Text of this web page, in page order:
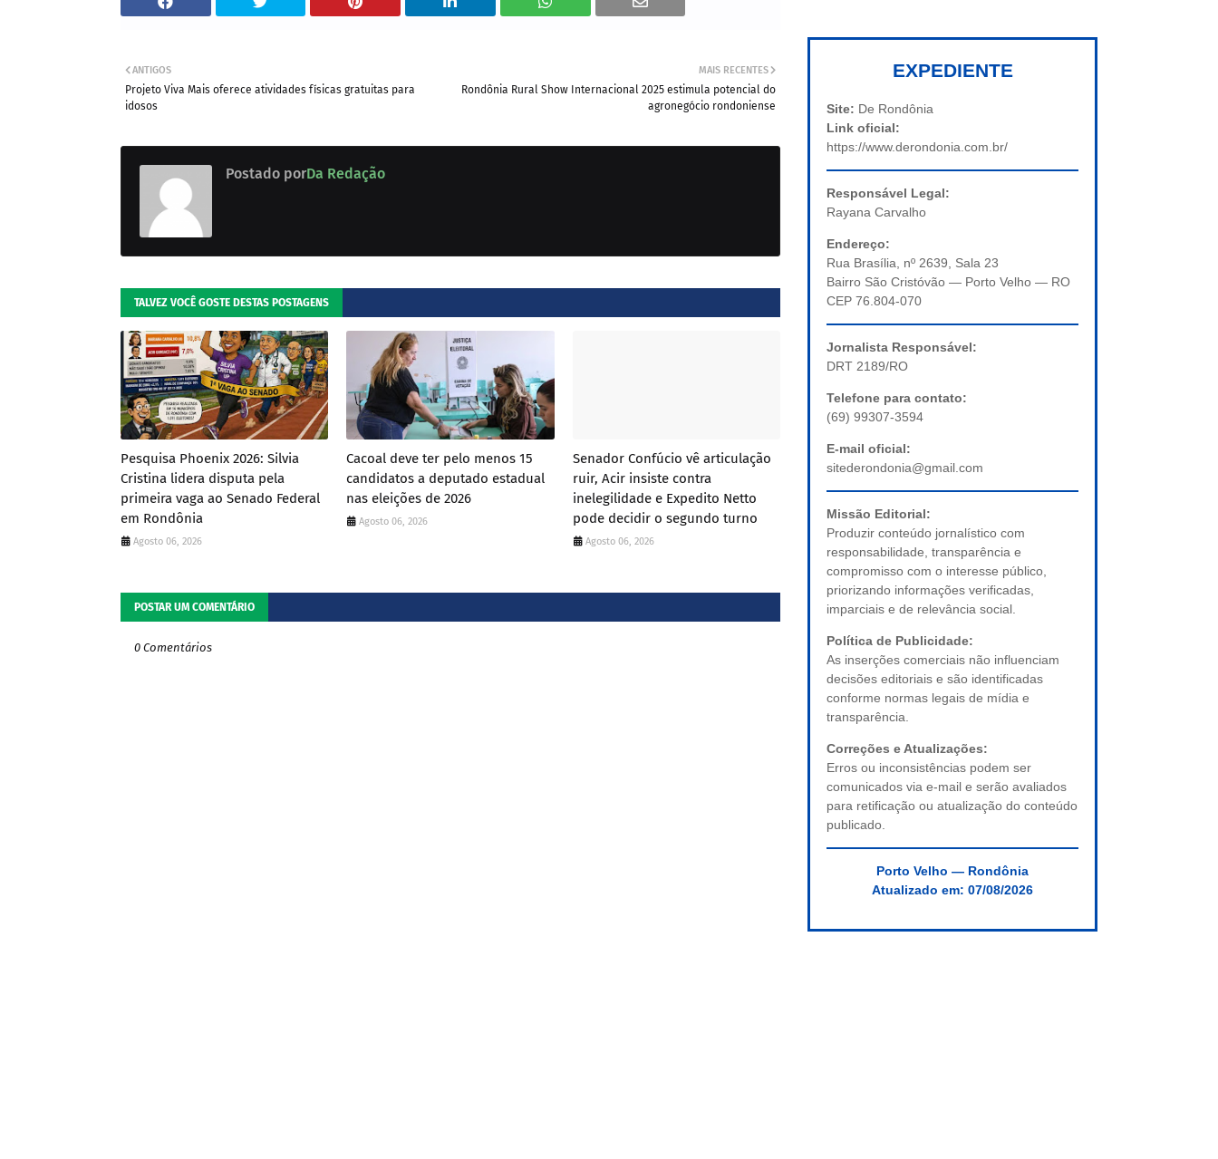
MAIS RECENTES
Rondônia Rural Show Internacional 2025 estimula potencial do
agronegócio rondoniense
ANTIGOS
Projeto Viva Mais oferece atividades físicas gratuitas para
idosos
Postado porDa Redação
TALVEZ VOCÊ GOSTE DESTAS POSTAGENS
Pesquisa Phoenix 2026: Silvia
Cristina lidera disputa pela
primeira vaga ao Senado Federal
em Rondônia
Agosto 06, 2026
Cacoal deve ter pelo menos 15
candidatos a deputado estadual
nas eleições de 2026
Agosto 06, 2026
Senador Confúcio vê articulação
ruir, Acir insiste contra
inelegilidade e Expedito Netto
pode decidir o segundo turno
Agosto 06, 2026
POSTAR UM COMENTÁRIO
0 Comentários
EXPEDIENTE
Site: De Rondônia
Link oficial:
https://www.derondonia.com.br/
Responsável Legal:
Rayana Carvalho
Endereço:
Rua Brasília, nº 2639, Sala 23
Bairro São Cristóvão — Porto Velho — RO
CEP 76.804-070
Jornalista Responsável:
DRT 2189/RO
Telefone para contato:
(69) 99307-3594
E-mail oficial:
sitederondonia@gmail.com
Missão Editorial:
Produzir conteúdo jornalístico com
responsabilidade, transparência e
compromisso com o interesse público,
priorizando informações verificadas,
imparciais e de relevância social.
Política de Publicidade:
As inserções comerciais não influenciam
decisões editoriais e são identificadas
conforme normas legais de mídia e
transparência.
Correções e Atualizações:
Erros ou inconsistências podem ser
comunicados via e-mail e serão avaliados
para retificação ou atualização do conteúdo
publicado.
Porto Velho — Rondônia
Atualizado em: 07/08/2026